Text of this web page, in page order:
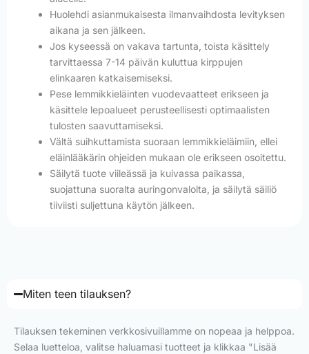
Huolehdi asianmukaisesta ilmanvaihdosta levityksen
aikana ja sen jälkeen.
Jos kyseessä on vakava tartunta, toista käsittely
tarvittaessa 7-14 päivän kuluttua kirppujen
elinkaaren katkaisemiseksi.
Pese lemmikkieläinten vuodevaatteet erikseen ja
käsittele lepoalueet perusteellisesti optimaalisten
tulosten saavuttamiseksi.
Vältä suihkuttamista suoraan lemmikkieläimiin, ellei
eläinlääkärin ohjeiden mukaan ole erikseen osoitettu.
Säilytä tuote viileässä ja kuivassa paikassa,
suojattuna suoralta auringonvalolta, ja säilytä säiliö
tiiviisti suljettuna käytön jälkeen.
Miten teen tilauksen?
Tilauksen tekeminen verkkosivuillamme on nopeaa ja helppoa.
Selaa luetteloa, valitse haluamasi tuotteet ja klikkaa "Lisää